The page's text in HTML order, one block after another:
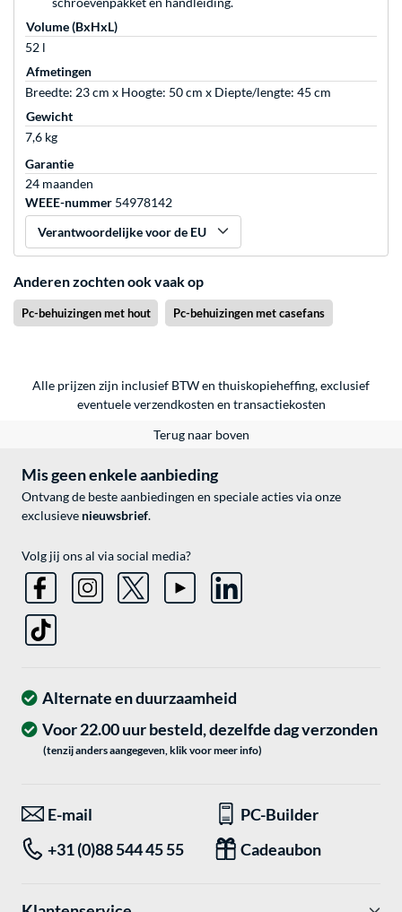
Volume (BxHxL)
52 l
Afmetingen
Breedte: 23 cm x Hoogte: 50 cm x Diepte/lengte: 45 cm
Gewicht
7,6 kg
Garantie
24 maanden
WEEE-nummer 54978142
Verantwoordelijke voor de EU
Anderen zochten ook vaak op
Pc-behuizingen met hout Pc-behuizingen met casefans
Alle prijzen zijn inclusief BTW en thuiskopieheffing, exclusief
eventueleverzendkosten en transactiekosten
Terug naar boven
Mis geen enkele aanbieding
Ontvang de beste aanbiedingen en speciale acties via onze
exclusieve nieuwsbrief.
Volg jij ons al via social media?
Alternate en duurzaamheid
Voor 22.00 uur besteld, dezelfde dag verzonden
(tenzij anders aangegeven, klik voor meer info)
E-mail
PC-Builder
+31 (0)88 544 45 55
Cadeaubon